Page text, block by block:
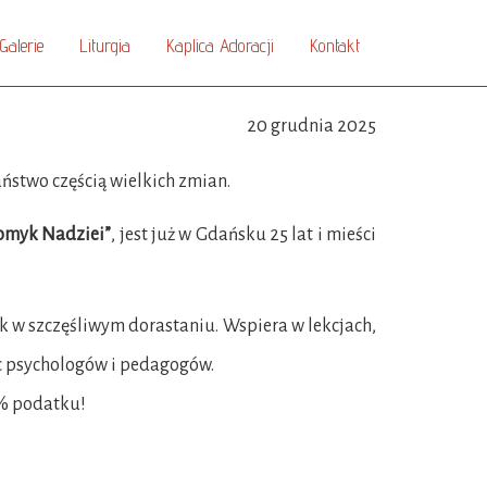
Galerie Liturgia Kaplica Adoracji Kontakt
20 grudnia 2025
częścią wielkich zmian.
Nadziei”, jest już w Gdańsku 25 lat i mieści
w szczęśliwym dorastaniu. Wspiera w lekcjach,
i pedagogów.
podatku!